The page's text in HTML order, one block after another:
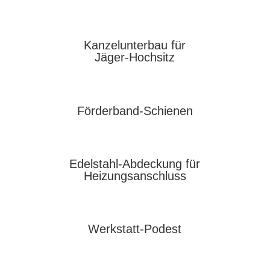
Kanzelunterbau für
Jäger-Hochsitz
Förderband-Schienen
Edelstahl-Abdeckung für
Heizungsanschluss
Werkstatt-Podest